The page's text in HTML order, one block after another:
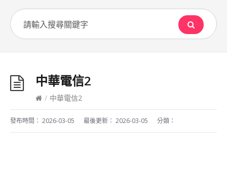
中華電信2
/ 中華電信2
發布時間： 2026-03-05 最後更新： 2026-03-05 分類：